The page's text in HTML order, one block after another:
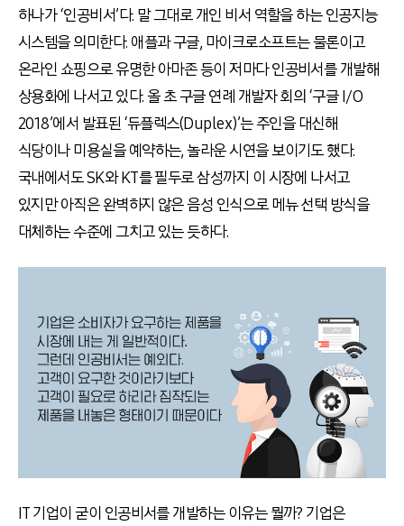
하나가 ‘인공비서’다. 말 그대로 개인 비서 역할을 하는 인공지능
시스템을 의미한다. 애플과 구글, 마이크로소프트는 물론이고
온라인 쇼핑으로 유명한 아마존 등이 저마다 인공비서를 개발해
상용화에 나서고 있다. 올 초 구글 연례 개발자 회의 ‘구글 I/O
2018’에서 발표된 ‘듀플렉스(Duplex)’는 주인을 대신해
식당이나 미용실을 예약하는, 놀라운 시연을 보이기도 했다.
국내에서도 SK와 KT를 필두로 삼성까지 이 시장에 나서고
있지만 아직은 완벽하지 않은 음성 인식으로 메뉴 선택 방식을
대체하는 수준에 그치고 있는 듯하다.
IT 기업이 굳이 인공비서를 개발하는 이유는 뭘까? 기업은